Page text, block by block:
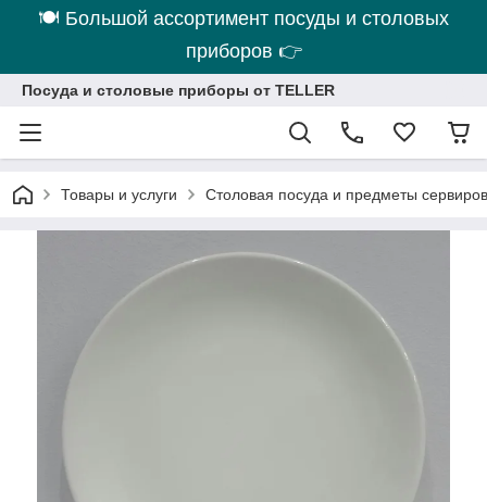
🍽 Большой ассортимент посуды и столовых
приборов 👉
Посуда и столовые приборы от TELLER
Товары и услуги Столовая посуда и предметы